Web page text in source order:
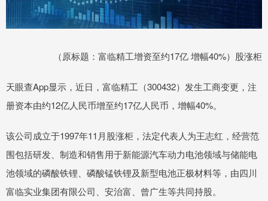
（原标题：富临精工增资至约17亿 增幅40%）股涨柜
天眼查App显示，近日，富临精工（300432）发生工商变更，注
册资本由约12亿人民币增至约17亿人民币，增幅40%。
该公司成立于1997年11月股涨柜，法定代表人为王志红，经营范
围包括研发、制造和销售用于新能源汽车动力电池领域与储能电
池领域的磷酸铁锂、磷酸锰铁锂及新型电池正极材料等，由四川
富临实业集团有限公司、安治富、曾广生等共同持股。